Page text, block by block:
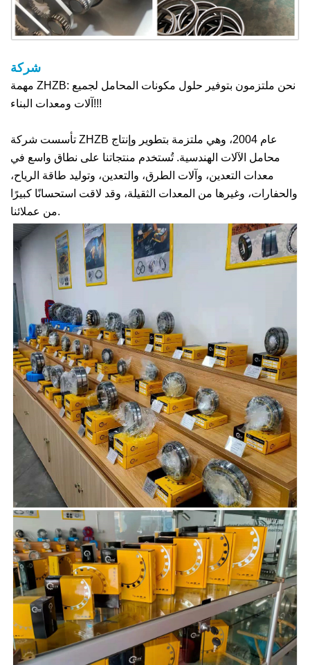
شركة
مهمة ZHZB: نحن ملتزمون بتوفير حلول مكونات المحامل لجميع
آلات ومعدات البناء!!!
تأسست شركة ZHZB عام 2004، وهي ملتزمة بتطوير وإنتاج
محامل الآلات الهندسية. تُستخدم منتجاتنا على نطاق واسع في
معدات التعدين، وآلات الطرق، والتعدين، وتوليد طاقة الرياح،
والحفارات، وغيرها من المعدات الثقيلة، وقد لاقت استحسانًا كبيرًا
من عملائنا.